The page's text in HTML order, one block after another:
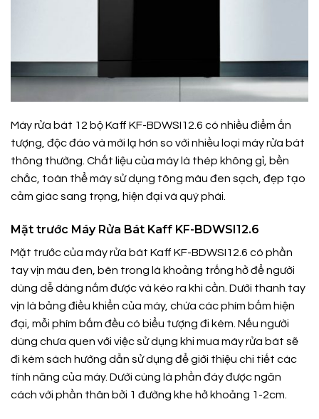
Máy rửa bát 12 bộ Kaff KF-BDWSI12.6 có nhiều điểm ấn
tượng, độc đáo và mới lạ hơn so với nhiều loại máy rửa bát
thông thường. Chất liệu của máy là thép không gỉ, bền
chắc, toàn thể máy sử dụng tông màu đen sạch, đẹp tạo
cảm giác sang trọng, hiện đại và quý phái.
Mặt trước Máy Rửa Bát Kaff KF-BDWSI12.6
Mặt trước của máy rửa bát Kaff KF-BDWSI12.6 có phần
tay vịn màu đen, bên trong là khoảng trống hở để người
dùng dễ dàng nắm được và kéo ra khi cần. Dưới thanh tay
vịn là bảng điều khiển của máy, chứa các phím bấm hiện
đại, mỗi phím bấm đều có biểu tượng đi kèm. Nếu người
dùng chưa quen với việc sử dụng khi mua máy rửa bát sẽ
đi kèm sách hướng dẫn sử dụng để giới thiệu chi tiết các
tính năng của máy. Dưới cùng là phần đáy được ngăn
cách với phần thân bởi 1 đường khe hở khoảng 1-2cm.